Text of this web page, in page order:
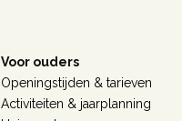
Voor ouders
Openingstijden & tarieven
Activiteiten & jaarplanning